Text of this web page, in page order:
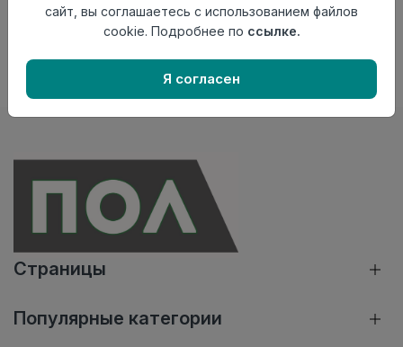
Внимание! Внешний вид товара может отличаться от
представленного на настоящем сайте. Проверяйте
в момент приобретения товара.
Страницы
Популярные категории
сайт, вы соглашаетесь с использованием файлов
cookie. Подробнее по ссылке.
Я согласен